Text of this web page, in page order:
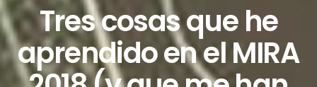
Tres cosas que he
aprendido en el MIRA